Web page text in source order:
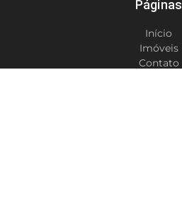
Páginas
Início
Imóveis
Contato